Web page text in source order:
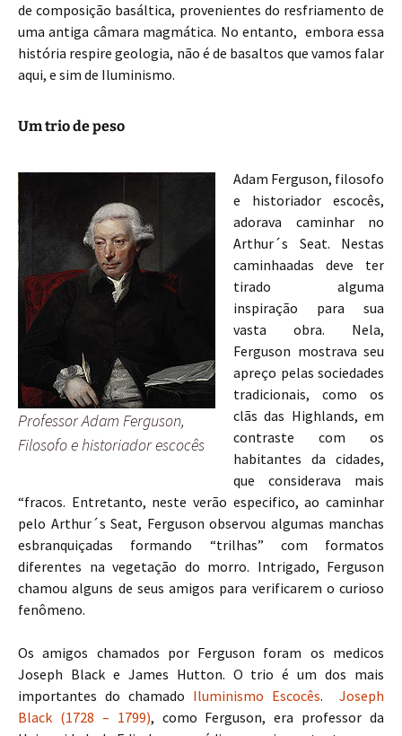
de composição basáltica, provenientes do resfriamento de
uma antiga câmara magmática. No entanto, embora essa
história respire geologia, não é de basaltos que vamos falar
aqui, e sim de Iluminismo.
Um trio de peso
Professor Adam Ferguson,
Filosofo e historiador escocês
Adam Ferguson, filosofo
e historiador escocês,
adorava caminhar no
Arthur´s Seat. Nestas
caminhaadas deve ter
tirado alguma
inspiração para sua
vasta obra. Nela,
Ferguson mostrava seu
apreço pelas sociedades
tradicionais, como os
clãs das Highlands, em
contraste com os
habitantes da cidades,
que considerava mais
“fracos. Entretanto, neste verão especifico, ao caminhar
pelo Arthur´s Seat, Ferguson observou algumas manchas
esbranquiçadas formando “trilhas” com formatos
diferentes na vegetação do morro. Intrigado, Ferguson
chamou alguns de seus amigos para verificarem o curioso
fenômeno.
Os amigos chamados por Ferguson foram os medicos
Joseph Black e James Hutton. O trio é um dos mais
importantes do chamado Iluminismo Escocês. Joseph
Black (1728 – 1799), como Ferguson, era professor da